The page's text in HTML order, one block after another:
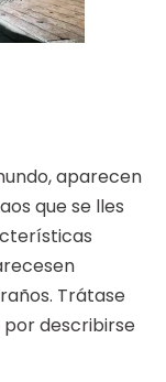
aparecen
que se lles
Trátase
describirse